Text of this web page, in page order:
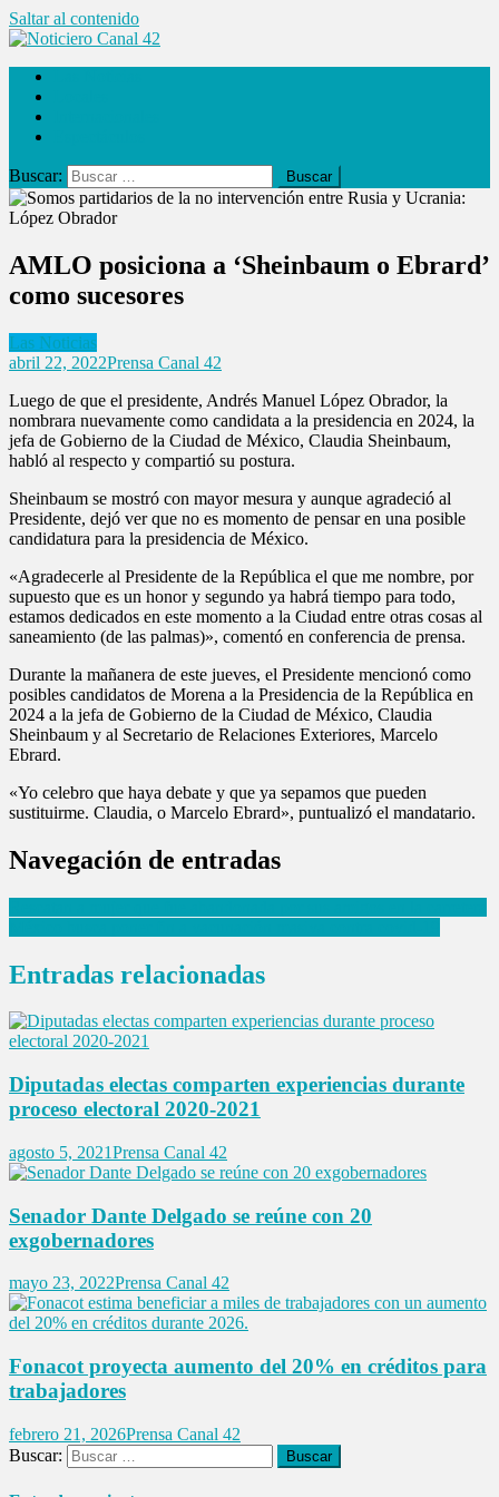
Saltar al contenido
Noticiero Canal 42
Buscar:
AMLO posiciona a ‘Sheinbaum o Ebrard’
como sucesores
Las Noticias
abril 22, 2022Prensa Canal 42
Luego de que el presidente, Andrés Manuel López Obrador, la
nombrara nuevamente como candidata a la presidencia en 2024, la
jefa de Gobierno de la Ciudad de México, Claudia Sheinbaum,
habló al respecto y compartió su postura.
Sheinbaum se mostró con mayor mesura y aunque agradeció al
Presidente, dejó ver que no es momento de pensar en una posible
candidatura para la presidencia de México.
«Agradecerle al Presidente de la República el que me nombre, por
supuesto que es un honor y segundo ya habrá tiempo para todo,
estamos dedicados en este momento a la Ciudad entre otras cosas al
saneamiento (de las palmas)», comentó en conferencia de prensa.
Durante la mañanera de este jueves, el Presidente mencionó como
posibles candidatos de Morena a la Presidencia de la República en
2024 a la jefa de Gobierno de la Ciudad de México, Claudia
Sheinbaum y al Secretario de Relaciones Exteriores, Marcelo
Ebrard.
«Yo celebro que haya debate y que ya sepamos que pueden
sustituirme. Claudia, o Marcelo Ebrard», puntualizó el mandatario.
Navegación de entradas
Entradas relacionadas
Diputadas electas comparten experiencias durante
proceso electoral 2020-2021
agosto 5, 2021Prensa Canal 42
Senador Dante Delgado se reúne con 20
exgobernadores
mayo 23, 2022Prensa Canal 42
Fonacot proyecta aumento del 20% en créditos para
trabajadores
febrero 21, 2026Prensa Canal 42
Buscar: